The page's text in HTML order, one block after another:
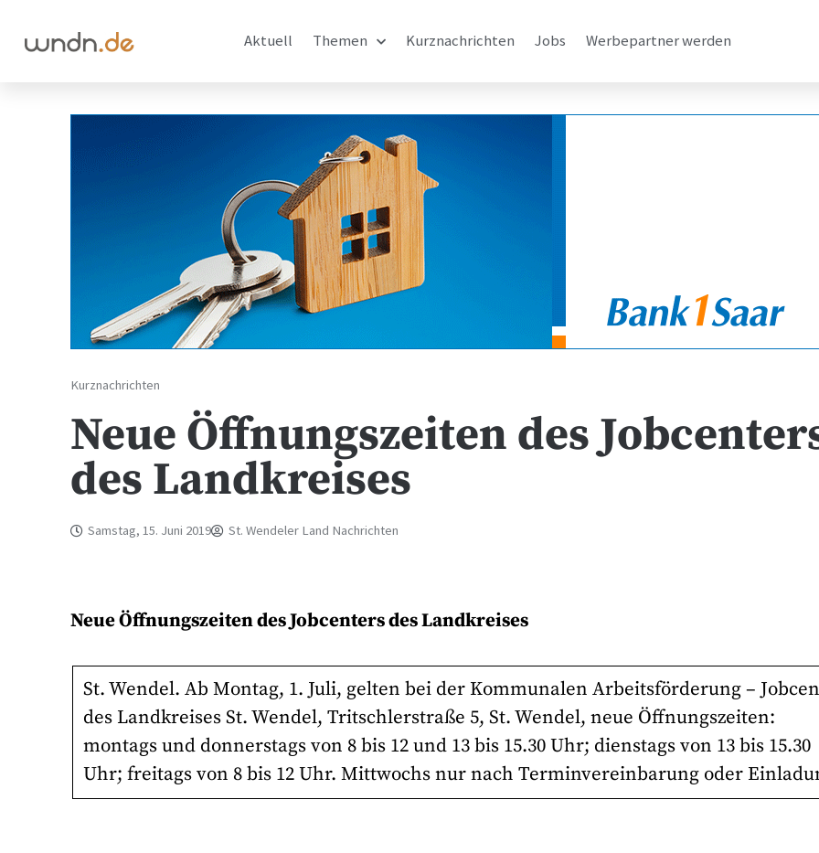
Aktuell Themen Kurznachrichten Jobs Werbepartner werden
Kurznachrichten
Neue Öffnungszeiten des
des Landkreises
Samstag, 15. Juni 2019 St. Wendeler Land Nachrichten
Neue Öffnungszeiten des Jobcenters des Landkreises
St. Wendel. Ab Montag, 1. Juli, gelten bei der Kommunalen Arbeitsförderung –
des Landkreises St. Wendel, Tritschlerstraße 5, St. Wendel, neue Öffnungszeiten:
montags und donnerstags von 8 bis 12 und 13 bis 15.30 Uhr; dienstags von 13 bis 15.30
Uhr; freitags von 8 bis 12 Uhr. Mittwochs nur nach Terminvereinbarung oder